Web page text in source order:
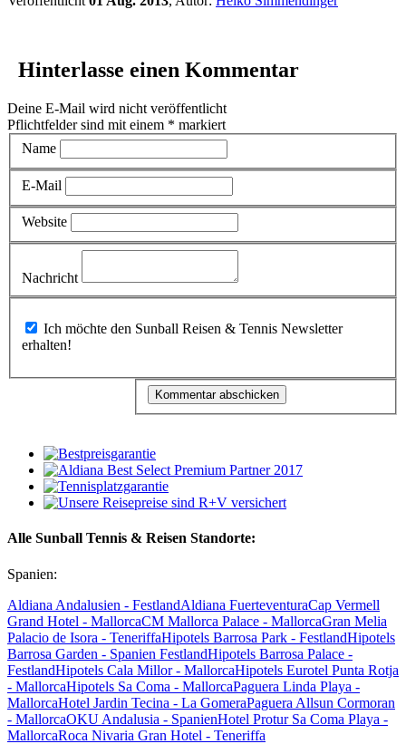
Hinterlasse einen Kommentar
Deine E-Mail wird nicht veröffentlicht
Pflichtfelder sind mit einem * markiert
Name
E-Mail
Website
Nachricht
erhalten!
Alle Sunball Tennis & Reisen Standorte:
Spanien:
Aldiana Andalusien - FestlandAldiana FuerteventuraCap Vermell
Grand Hotel - MallorcaCM Mallorca Palace - MallorcaGran Melia
Palacio de Isora - TeneriffaHipotels Barrosa Park - FestlandHipotels
Barrosa Garden - Spanien FestlandHipotels Barrosa Palace -
FestlandHipotels Cala Millor - MallorcaHipotels Eurotel Punta Rotja
- MallorcaHipotels Sa Coma - MallorcaPaguera Linda Playa -
MallorcaHotel Jardin Tecina - La GomeraPaguera Allsun Cormoran
- MallorcaOKU Andalusia - SpanienHotel Protur Sa Coma Playa -
MallorcaRoca Nivaria Gran Hotel - Teneriffa